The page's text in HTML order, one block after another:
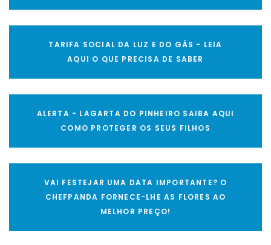
TARIFA SOCIAL DA LUZ E DO GÁS - LEIA
AQUI O QUE PRECISA DE SABER
ALERTA - LAGARTA DO PINHEIRO SAIBA AQUI
COMO PROTEGER OS SEUS FILHOS
VAI FESTEJAR UMA DATA IMPORTANTE? O
CHEFPANDA FORNECE-LHE AS FLORES AO
MELHOR PREÇO!